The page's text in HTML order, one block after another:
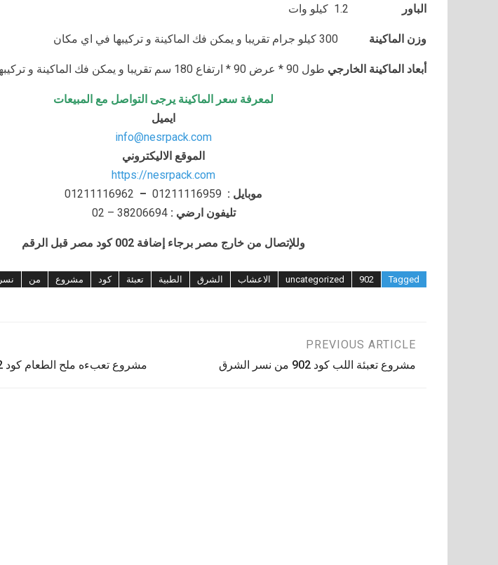
الباور
وزن الماكينة
أبعاد الماكينة الخارجي طول 90 * عرض 90 * ارتفاع 180 سم تقريبا و يمكن فك الماكينة و تركيبها في اي مكان
لمعرفة سعر الماكينة يرجى التواصل مع المبيعات
ايميل
info@nesrpack.com
الموقع الاليكتروني
https://nesrpack.com
موبايل :
01211116962 – 01211116959
تليفون ارضي :
– 38206694
02
وللإتصال من خارج مصر برجاء إضافة 002 كود مصر قبل الرقم
Tagged
902
uncategorized الاعشاب الشرق الطبية تعبئة كود مشروع من نسر
تصفّح
PREVIOUS ARTICLE
مشروع تعبئة اللب كود 902 من نسر الشرق
مشروع تعبءه ملح الطعام كود 902 من نسر الشرق